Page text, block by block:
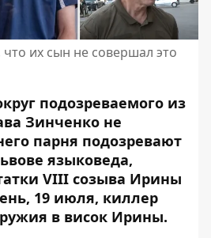
их сын не совершал это
подозреваемого из
Зинченко не
парня подозревают
языковеда,
VIII созыва Ирины
19 июля, киллер
в висок Ирины.